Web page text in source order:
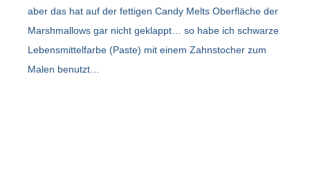
aber das hat auf der fettigen Candy Melts Oberfläche der
Marshmallows gar nicht geklappt… so habe ich schwarze
Lebensmittelfarbe (Paste) mit einem Zahnstocher zum
Malen benutzt…